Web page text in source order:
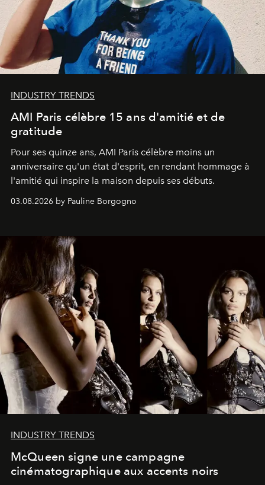
INDUSTRY TRENDS
AMI Paris célèbre 15 ans d'amitié et de
gratitude
Pour ses quinze ans, AMI Paris célèbre moins un
anniversaire qu'un état d'esprit, en rendant hommage à
l'amitié qui inspire la maison depuis ses débuts.
03.08.2026 by Pauline Borgogno
INDUSTRY TRENDS
McQueen signe une campagne
cinématographique aux accents noirs